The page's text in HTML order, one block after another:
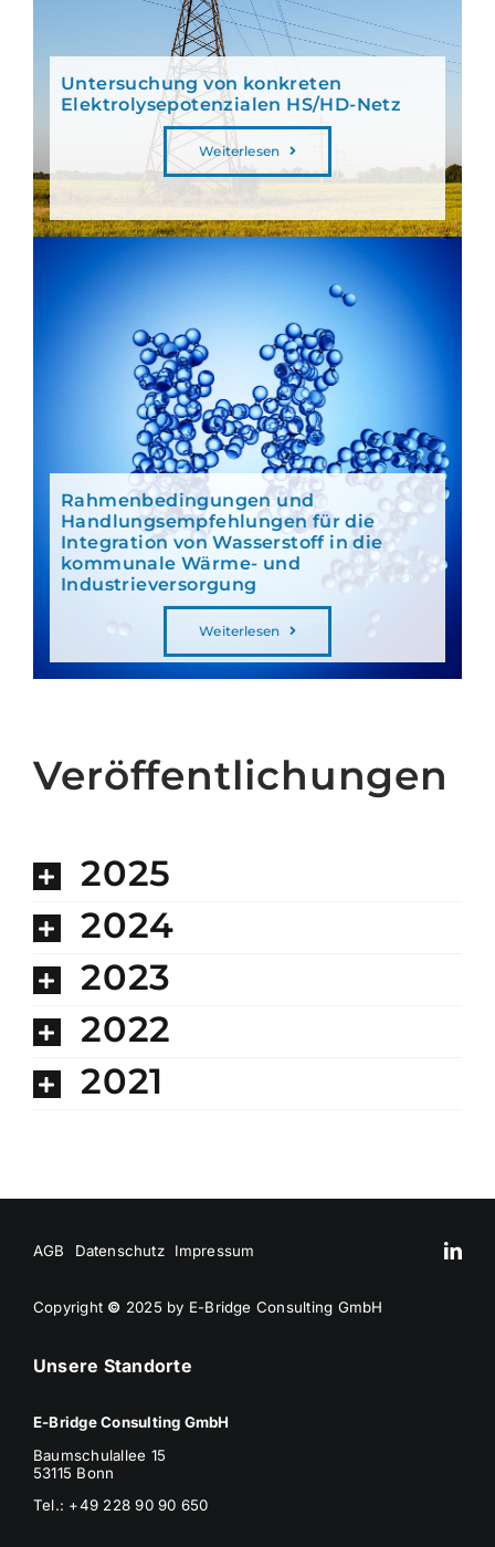
Untersuchung von konkreten
Elektrolysepotenzialen HS/HD-Netz
Weiterlesen
Rahmenbedingungen und
Handlungsempfehlungen für die
Integration von Wasserstoff in die
kommunale Wärme- und
Industrieversorgung
Weiterlesen
Veröffentlichungen
2025
2024
2023
2022
2021
AGB Datenschutz Impressum
Copyright © 2025 by E-Bridge Consulting GmbH
Unsere Standorte
E-Bridge Consulting GmbH
Baumschulallee 15
53115 Bonn
Tel.: +49 228 90 90 650